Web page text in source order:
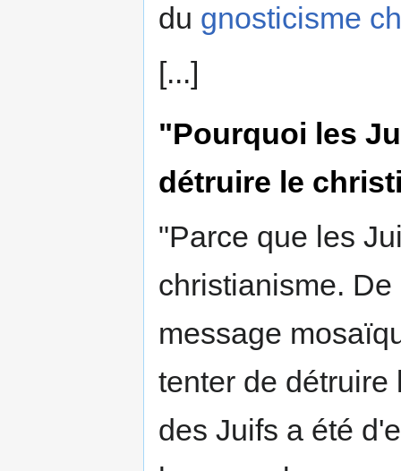
du gnosticisme
[...]
"Pourquoi les
détruire le
"Parce que les
christianisme.
message
tenter de
des Juifs a été